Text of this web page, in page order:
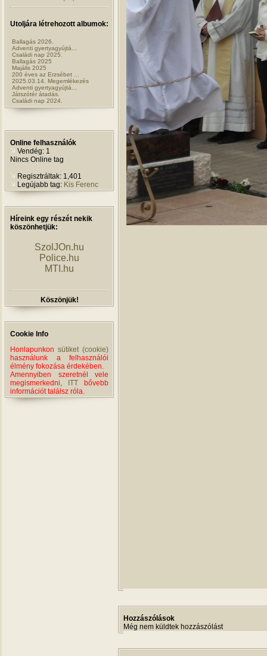
Utoljára létrehozott albumok:
Ballagás 2026.
Adventi gyertyagyújtá...
Családi nap 2025.
Ballagás 2025
Majális 2025
200 éves az Erzsébet ...
2025.03.14. Megemlékezés
Adventi gyertyagyújtá...
Játszótér átadás.
Családi nap 2024.
Online felhasználók
Vendég: 1
Nincs Online tag
Regisztráltak: 1,401
Legújabb tag: Kis Ferenc
Híreink egy részét nekik
köszönhetjük:
SzolJOn.hu
Police.hu
MTI.hu
Köszönjük!
Cookie Info
Honlapunkon sütiket (cookie)
használunk a felhasználói
élmény fokozása érdekében.
Amennyiben szeretnél vele
megismerkedni,
ITT bővebb
információt találsz róla.
Hozzászólások
Még nem küldtek hozzászólást